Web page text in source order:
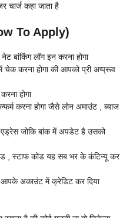
चार्ज कहा जाता है
To Apply)
लॉग इन करना होगा
करना होगा की आपको प्री अप्प्रूव
होगा
करना होगा जैसे लोन अमाउंट , ब्याज
जोकि बांक में अपडेट है उसको
स्टाफ कोड यह सब भर के कंटिन्यू कर
आपके अकाउंट में क्रेडिट कर दिया